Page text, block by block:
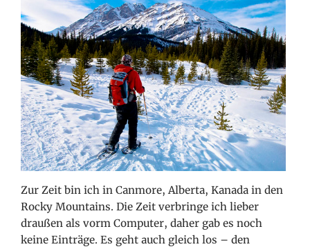
Zur Zeit bin ich in Canmore, Alberta, Kanada in den
Rocky Mountains. Die Zeit verbringe ich lieber
draußen als vorm Computer, daher gab es noch
keine Einträge. Es geht auch gleich los – den